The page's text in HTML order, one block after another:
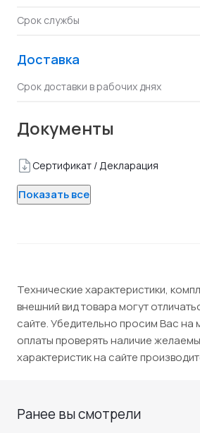
Срок службы
Доставка
Срок доставки в рабочих днях
Документы
Сертификат / Декларация
Показать все
Технические характеристики,
внешний вид товара могут
сайте. Убедительно просим Вас на
оплаты проверять наличие
характеристик на сайте
Ранее вы смотрели